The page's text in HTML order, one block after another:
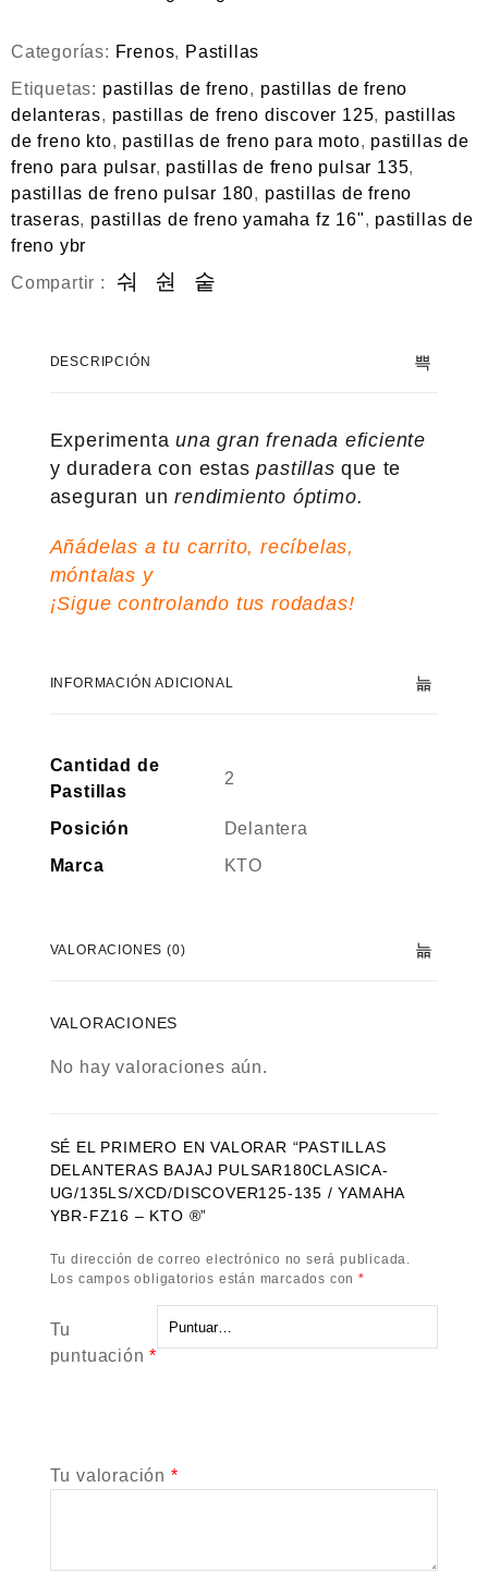
Categorías: Frenos, Pastillas
Etiquetas: pastillas de freno, pastillas de freno
delanteras, pastillas de freno discover 125, pastillas
de freno kto, pastillas de freno para moto, pastillas de
freno para pulsar, pastillas de freno pulsar 135,
pastillas de freno pulsar 180, pastillas de freno
traseras, pastillas de freno yamaha fz 16", pastillas de
freno ybr
Compartir :
DESCRIPCIÓN
Experimentauna gran frenada eficiente
y duradera con estaspastillas que te
aseguran unrendimiento óptimo.
Añádelas a tu carrito, recíbelas,
móntalas y
¡Sigue controlando tus rodadas!
INFORMACIÓN ADICIONAL
Cantidad de
Pastillas
2
Posición
Delantera
Marca
KTO
VALORACIONES (0)
VALORACIONES
No hay valoraciones aún.
SÉ EL PRIMERO EN VALORAR “PASTILLAS
DELANTERAS BAJAJ PULSAR180CLASICA-
UG/135LS/XCD/DISCOVER125-135 / YAMAHA
YBR-FZ16 – KTO ®”
Tu dirección de correo electrónico no será publicada.
Los campos obligatorios están marcados con *
Tu
puntuación*
Tu valoración *